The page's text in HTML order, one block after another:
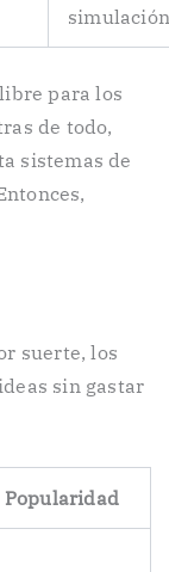
para los
de todo,
sistemas de
suerte, los
sin gastar
Popularidad